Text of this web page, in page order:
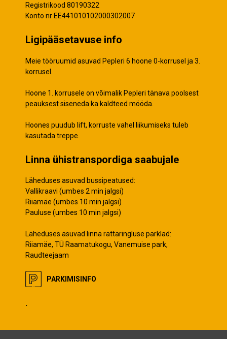
Registrikood 80190322
Konto nr EE441010102000302007
Ligipääsetavuse info
Meie tööruumid asuvad Pepleri 6 hoone 0-korrusel ja 3.
korrusel.
Hoone 1. korrusele on võimalik Pepleri tänava poolsest
peauksest siseneda ka kaldteed mööda.
Hoones puudub lift, korruste vahel liikumiseks tuleb
kasutada treppe.
Linna ühistranspordiga saabujale
Läheduses asuvad bussipeatused:
Vallikraavi (umbes 2 min jalgsi)
Riiamäe (umbes 10 min jalgsi)
Pauluse (umbes 10 min jalgsi)
Läheduses asuvad linna rattaringluse parklad:
Riiamäe, TÜ Raamatukogu, Vanemuise park,
Raudteejaam
PARKIMISINFO
.